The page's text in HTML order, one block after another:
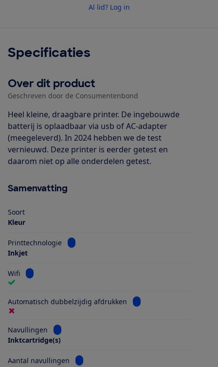
Al lid? Log in
Specificaties
Over dit product
Geschreven door de Consumentenbond
Heel kleine, draagbare printer. De ingebouwde
batterij is oplaadbaar via usb of AC-adapter
(meegeleverd). In 2024 hebben we de test
vernieuwd. Deze printer is eerder getest en
daarom niet op alle onderdelen getest.
Samenvatting
Soort
Kleur
Printtechnologie
Bekijk informatie voor Printtechnologie
Inkjet
Wifi Bekijk informatie voor Wifi
Automatisch dubbelzijdig afdrukken Bekijk informatie voor
Navullingen
Bekijk informatie voor Navullingen
Inktcartridge(s)
Aantal navullingen
Bekijk informatie voor Aantal navullingen